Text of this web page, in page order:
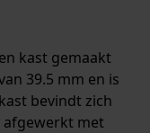
kast gemaakt
39.5 mm en is
bevindt zich
afgewerkt met